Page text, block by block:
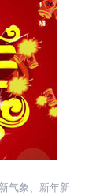
气象、新年新